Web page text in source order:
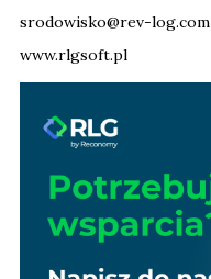
srodowisko@rev-log.com
www.rlgsoft.pl